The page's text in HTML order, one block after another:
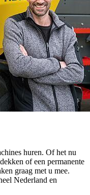
huren. Of het nu
of een permanente
graag met u mee.
Nederland en